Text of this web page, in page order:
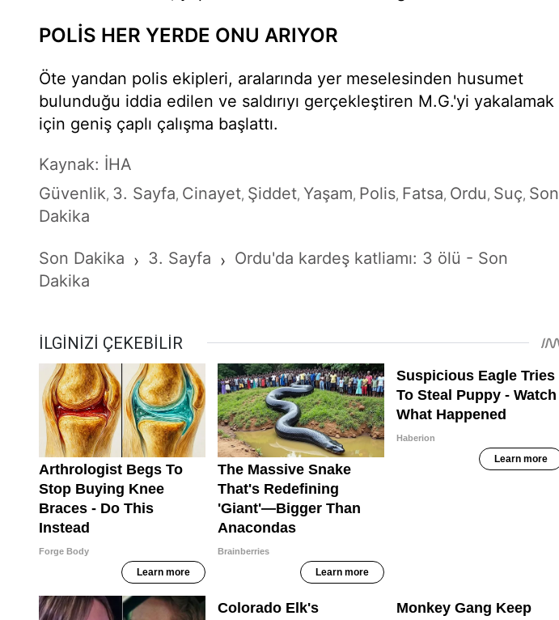
POLİS HER YERDE ONU ARIYOR
Öte yandan polis ekipleri, aralarında yer meselesinden husumet
bulunduğu iddia edilen ve saldırıyı gerçekleştiren M.G.'yi yakalamak
için geniş çaplı çalışma başlattı.
Kaynak: İHA
Güvenlik, 3. Sayfa, Cinayet, Şiddet, Yaşam, Polis, Fatsa, Ordu, Suç, Son
Dakika
Son Dakika › 3. Sayfa › Ordu'da kardeş katliamı: 3 ölü - Son
Dakika